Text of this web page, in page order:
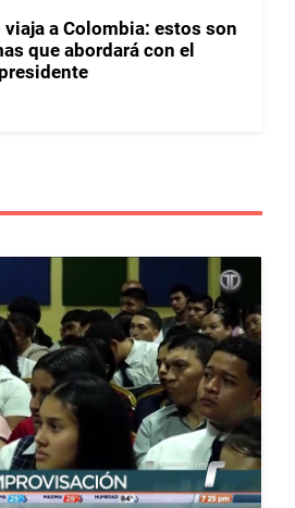
a Colombia: estos son
que abordará con el